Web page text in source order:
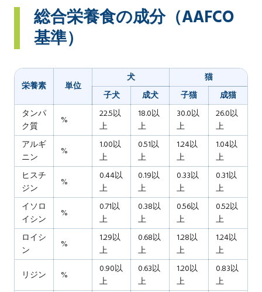
総合栄養食の成分（AAFCO
基準）
栄養素 単位
犬
猫
子犬
成犬 子猫
成猫
タンパ
ク質
%
22.5以
上
18.0以
上
30.0以
上
26.0以
上
アルギ
ニン
%
1.00以
上
0.51以
上
1.24以
上
1.04以
上
ヒスチ
ジン
%
0.44以
上
0.19以
上
0.33以
上
0.31以
上
イソロ
イシン
%
0.71以
上
0.38以
上
0.56以
上
0.52以
上
ロイシ
ン
%
1.29以
上
0.68以
上
1.28以
上
1.24以
上
リジン
%
0.90以
上
0.63以
上
1.20以
上
0.83以
上